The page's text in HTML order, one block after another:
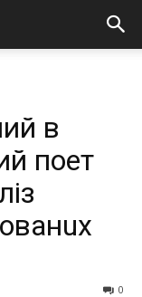
в
поет
0